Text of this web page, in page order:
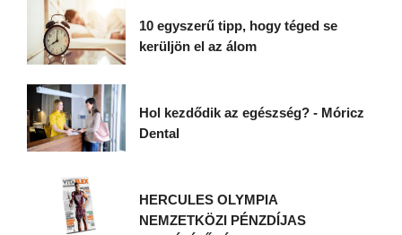
10 egyszerű tipp, hogy téged se
kerüljön el az álom
Hol kezdődik az egészség? - Móricz
Dental
HERCULES OLYMPIA
NEMZETKÖZI PÉNZDÍJAS